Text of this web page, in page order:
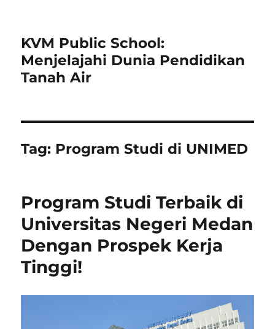
KVM Public School:
Menjelajahi Dunia Pendidikan
Tanah Air
Tag: Program Studi di UNIMED
Program Studi Terbaik di
Universitas Negeri Medan
Dengan Prospek Kerja
Tinggi!